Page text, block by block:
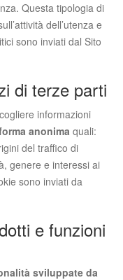
Questa tipologia di
dell’utenza e
sono inviati dal Sito
di terze parti
informazioni
anonima quali:
del traffico di
genere e interessi ai
sono inviati da
e funzioni
sviluppate da